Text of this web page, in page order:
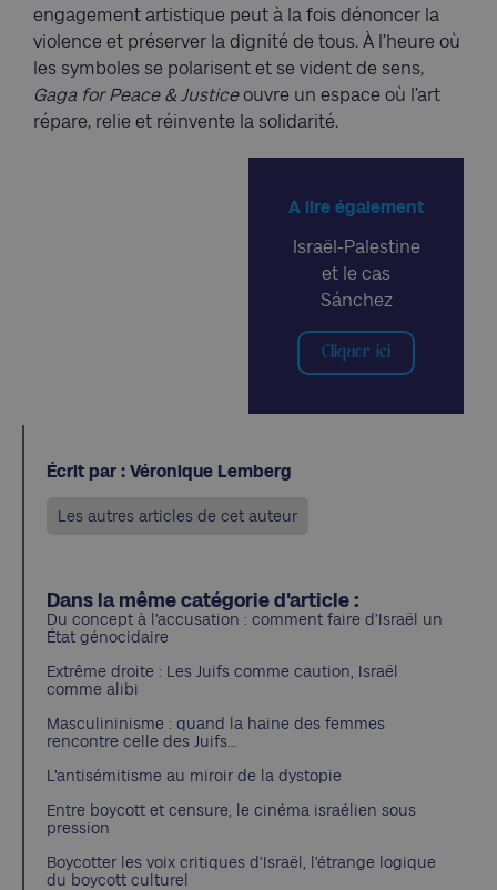
engagement artistique peut à la fois dénoncer la
violence et préserver la dignité de tous. À l’heure où
les symboles se polarisent et se vident de sens,
Gaga for Peace & Justiceouvre un espace où l’art
répare, relie et réinvente la solidarité.
A lire également
Israël-Palestine
et le cas
Sánchez
Cliquer ici
Écrit par : Véronique Lemberg
Les autres articles de cet auteur
Dans la même catégorie d'article :
Du concept à l’accusation : comment faire d’Israël un
État génocidaire
Extrême droite : Les Juifs comme caution, Israël
comme alibi
Masculininisme : quand la haine des femmes
rencontre celle des Juifs…
L’antisémitisme au miroir de la dystopie
Entre boycott et censure, le cinéma israélien sous
pression
Boycotter les voix critiques d’Israël, l’étrange logique
du boycott culturel